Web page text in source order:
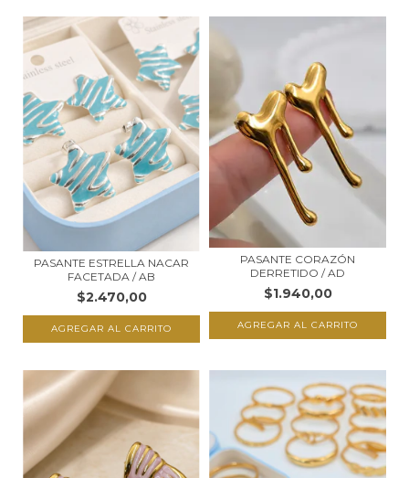
PASANTE ESTRELLA NACAR
FACETADA / AB
$2.470,00
PASANTE CORAZÓN
DERRETIDO / AD
$1.940,00